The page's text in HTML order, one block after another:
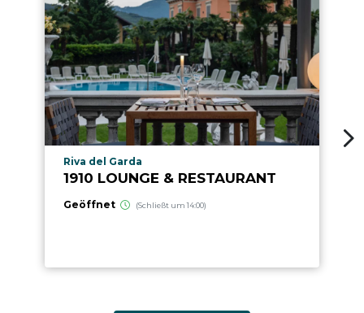
aria.poi_location_prefix
Riva del Garda
1910 LOUNGE & RESTAURANT
Geöffnet (Schließt um 14:00)